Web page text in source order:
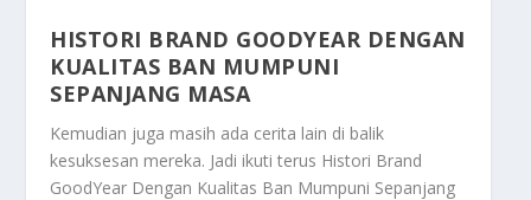
HISTORI BRAND GOODYEAR DENGAN
KUALITAS BAN MUMPUNI
SEPANJANG MASA
Kemudian juga masih ada cerita lain di balik
kesuksesan mereka. Jadi ikuti terus Histori Brand
GoodYear Dengan Kualitas Ban Mumpuni Sepanjang